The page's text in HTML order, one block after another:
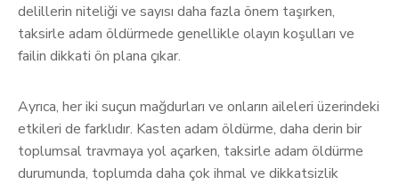
delillerin niteliği ve sayısı daha fazla önem taşırken,
taksirle adam öldürmede genellikle olayın koşulları ve
failin dikkati ön plana çıkar.
Ayrıca, her iki suçun mağdurları ve onların aileleri üzerindeki
etkileri de farklıdır. Kasten adam öldürme, daha derin bir
toplumsal travmaya yol açarken, taksirle adam öldürme
durumunda, toplumda daha çok ihmal ve dikkatsizlik